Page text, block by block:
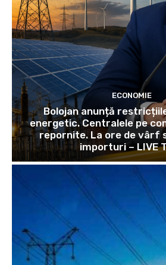
ECONOMIE
Bolojan anunță
energetic. Centralele pe
repornite. La ore de vârf
importuri – LIVE